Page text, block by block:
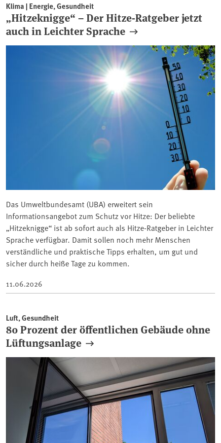
Klima | Energie, Gesundheit
„Hitzeknigge“ – Der Hitze-Ratgeber jetzt
auch in Leichter Sprache
Das Umweltbundesamt (UBA) erweitert sein
Informationsangebot zum Schutz vor Hitze: Der beliebte
„Hitzeknigge“ ist ab sofort auch als Hitze-Ratgeber in Leichter
Sprache verfügbar. Damit sollen noch mehr Menschen
verständliche und praktische Tipps erhalten, um gut und
sicher durch heiße Tage zu kommen.
11.06.2026
Luft, Gesundheit
80 Prozent der öffentlichen Gebäude ohne
Lüftungsanlage